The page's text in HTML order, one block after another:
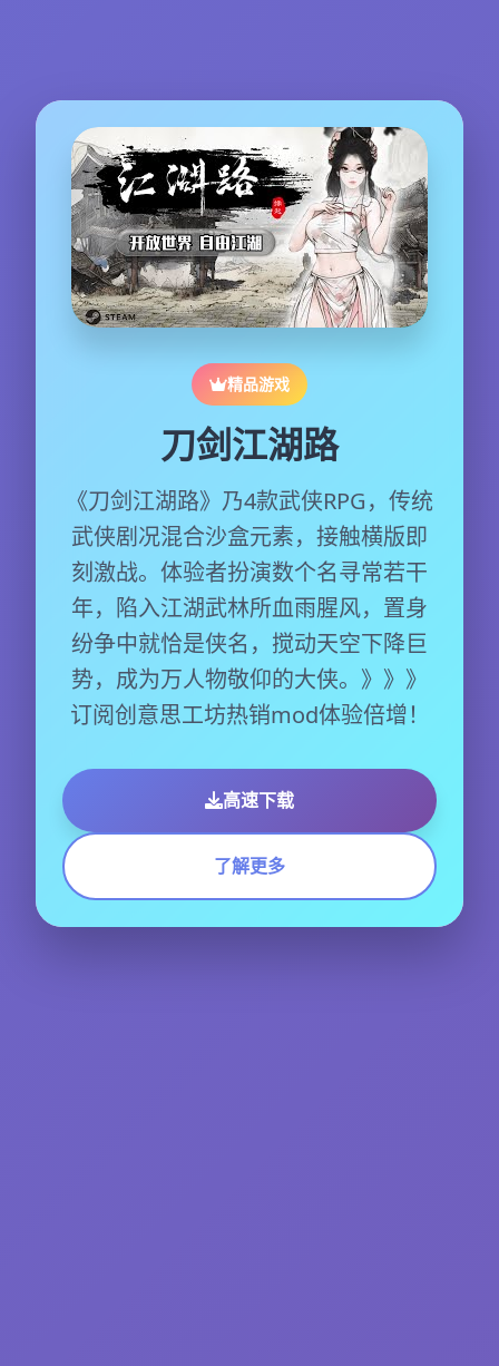
精品游戏
刀剑江湖路
《刀剑江湖路》乃4款武侠RPG，传统
武侠剧况混合沙盒元素，接触横版即
刻激战。体验者扮演数个名寻常若干
年，陷入江湖武林所血雨腥风，置身
纷争中就恰是侠名，搅动天空下降巨
势，成为万人物敬仰的大侠。》》》
订阅创意思工坊热销mod体验倍增！
高速下载
了解更多